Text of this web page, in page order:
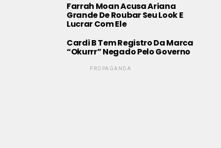
Farrah Moan Acusa Ariana
Grande De Roubar Seu Look E
Lucrar Com Ele
Cardi B Tem Registro Da Marca
“Okurrr” Negado Pelo Governo
PROPAGANDA